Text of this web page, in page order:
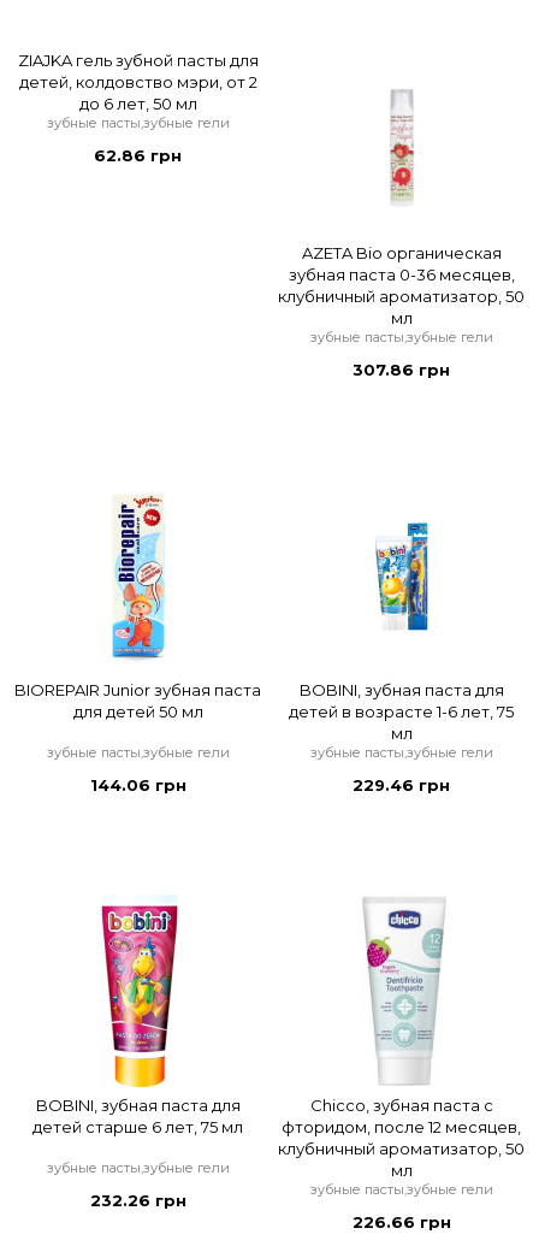
ZIAJKA гель зубной пасты для
детей, колдовство мэри, от 2
до 6 лет, 50 мл
зубные пасты,зубные гели
62.86 грн
AZETA Bio органическая
зубная паста 0-36 месяцев,
клубничный ароматизатор, 50
мл
зубные пасты,зубные гели
307.86 грн
BIOREPAIR Junior зубная паста
для детей 50 мл
зубные пасты,зубные гели
144.06 грн
BOBINI, зубная паста для
детей в возрасте 1-6 лет, 75
мл
зубные пасты,зубные гели
229.46 грн
BOBINI, зубная паста для
детей старше 6 лет, 75 мл
зубные пасты,зубные гели
232.26 грн
Chicco, зубная паста с
фторидом, после 12 месяцев,
клубничный ароматизатор, 50
мл
зубные пасты,зубные гели
226.66 грн